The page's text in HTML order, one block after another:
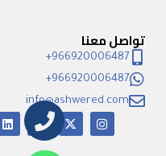
تواصل معنا
966920006487+
966920006487+
info@ashwered.com
I
n
X
-
o
u
t
L
i